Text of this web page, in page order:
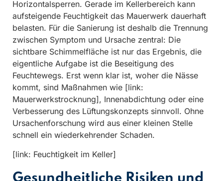
Horizontalsperren. Gerade im Kellerbereich kann
aufsteigende Feuchtigkeit das Mauerwerk dauerhaft
belasten. Für die Sanierung ist deshalb die Trennung
zwischen Symptom und Ursache zentral: Die
sichtbare Schimmelfläche ist nur das Ergebnis, die
eigentliche Aufgabe ist die Beseitigung des
Feuchtewegs. Erst wenn klar ist, woher die Nässe
kommt, sind Maßnahmen wie [link:
Mauerwerkstrocknung], Innenabdichtung oder eine
Verbesserung des Lüftungskonzepts sinnvoll. Ohne
Ursachenforschung wird aus einer kleinen Stelle
schnell ein wiederkehrender Schaden.
[link: Feuchtigkeit im Keller]